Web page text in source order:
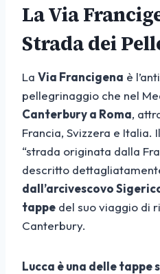
La Via
Strada dei
La Via Francigena è
pellegrinaggio che nel
Canterbury a Roma,
Francia, Svizzera e Italia.
“strada originata dalla
descritto
dall’arcivescovo
tappe del suo viaggio di
Canterbury.
Lucca è una delle tappe